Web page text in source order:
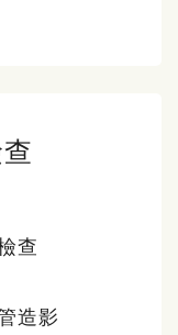
查
造影